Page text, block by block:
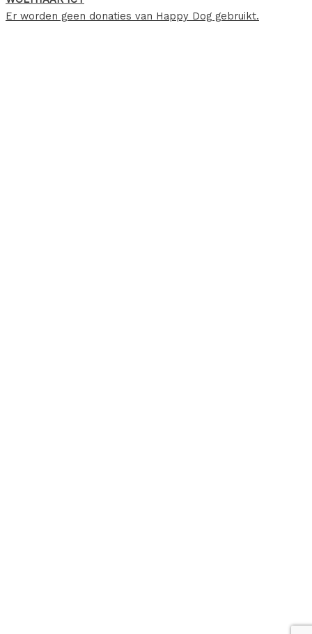
Er worden geen donaties van Happy Dog gebruikt.